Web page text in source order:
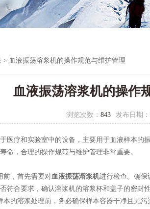
> 血液振荡溶浆机的操作规范与维护管理
血液振荡溶浆机的操作
浏览次数： 843 发布日期：
疗和实验室中的设备，主要用于血液样本的
命，合理的操作规范与维护管理非常重要。
，首先需要对血液振荡溶浆机进行检查。确保
符合要求，确认溶浆机的溶浆杯和盖子的密封性
溶浆处理前，务必确保样本容器干净且无污